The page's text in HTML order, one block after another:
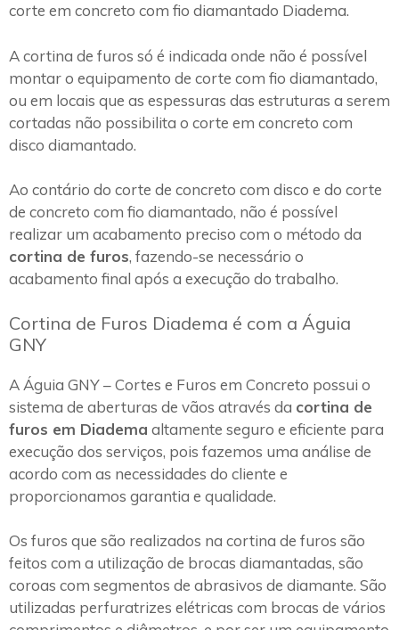
corte em concreto com fio diamantado Diadema.
A cortina de furos só é indicada onde não é possível
montar o equipamento de corte com fio diamantado,
ou em locais que as espessuras das estruturas a serem
cortadas não possibilita o corte em concreto com
disco diamantado.
Ao contário do corte de concreto com disco e do corte
de concreto com fio diamantado, não é possível
realizar um acabamento preciso com o método da
cortina de furos, fazendo-se necessário o
acabamento final após a execução do trabalho.
Cortina de Furos Diadema é com a Águia
GNY
A Águia GNY – Cortes e Furos em Concreto possui o
sistema de aberturas de vãos através da cortina de
furos em Diadema altamente seguro e eficiente para
execução dos serviços, pois fazemos uma análise de
acordo com as necessidades do cliente e
proporcionamos garantia e qualidade.
Os furos que são realizados na cortina de furos são
feitos com a utilização de brocas diamantadas, são
coroas com segmentos de abrasivos de diamante. São
utilizadas perfuratrizes elétricas com brocas de vários